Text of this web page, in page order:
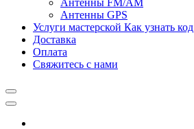
Антенны FM/AM
Антенны GPS
Услуги мастерской Как узнать
Доставка
Оплата
Свяжитесь с нами